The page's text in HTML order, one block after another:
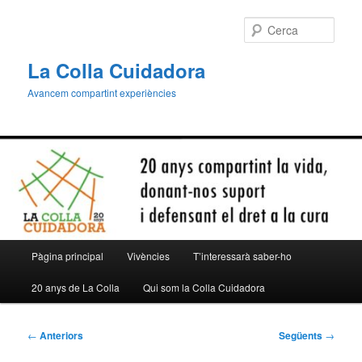
La Colla Cuidadora
Avancem compartint experiències
principal
Pàgina principal Vivències T’interessarà saber-ho
20 anys de La Colla Qui som la Colla Cuidadora
Navegació
← Anteriors Següents →